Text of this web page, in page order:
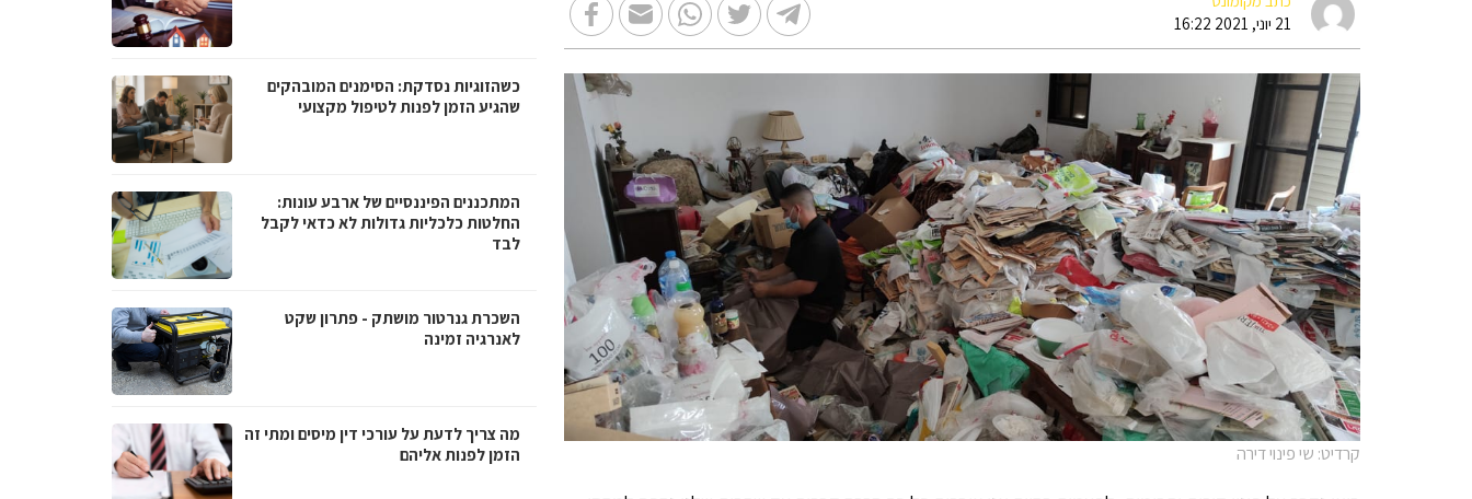
21 יוני, 2021 16:22
קרדיט: שי פינוי דירה
כשהזוגיות נסדקת: הסימנים המובהקים
שהגיע הזמן לפנות לטיפול מקצועי
המתכננים הפיננסיים של ארבע עונות:
החלטות כלכליות גדולות לא כדאי לקבל
לבד
השכרת גנרטור מושתק - פתרון שקט
לאנרגיה זמינה
מה צריך לדעת על עורכי דין מיסים ומתי זה
הזמן לפנות אליהם